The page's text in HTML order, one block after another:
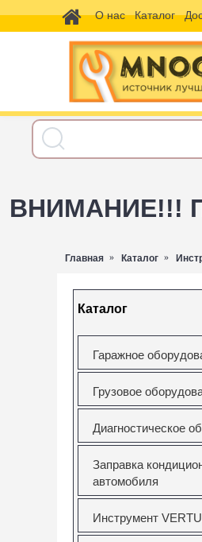
О нас Каталог
ВНИМАНИЕ!!!
Главная Каталог
Каталог
Гаражное
Грузовое
Диагностическое
Заправка
автомобиля
Инструмент